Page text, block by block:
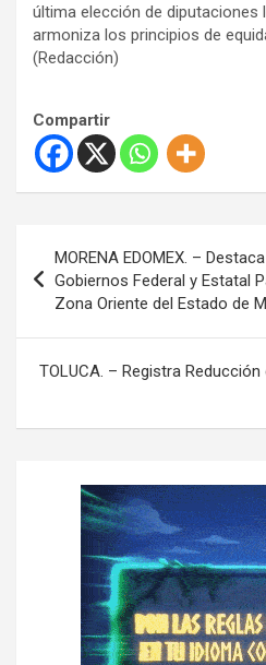
última elección de diputaciones
armoniza los principios de
(Redacción)
Compartir
e
MORENA EDOMEX. –
Gobiernos Federal y Estatal
Zona Oriente del Estado de
TOLUCA. – Registra